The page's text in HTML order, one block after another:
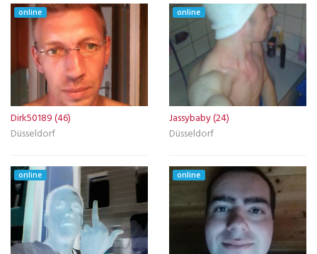
online
Dirk50189 (46)
Düsseldorf
online
Jassybaby (24)
Düsseldorf
online online